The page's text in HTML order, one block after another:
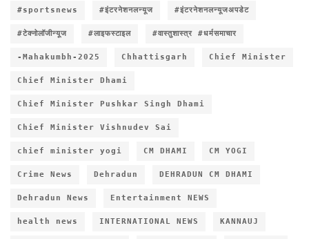
#sportsnews #इंटरनेशनलन्यूज #इंटरनेशनलन्यूजअपडेट
#टेक्नोलॉजीन्यूज #लाइफस्टाइल #वास्तुशास्त्र #धर्मसमाचार
-Mahakumbh-2025 Chhattisgarh Chief Minister
Chief Minister Dhami
Chief Minister Pushkar Singh Dhami
Chief Minister Vishnudev Sai
chief minister yogi CM DHAMI CM YOGI
Crime News Dehradun DEHRADUN CM DHAMI
Dehradun News Entertainment NEWS
health news INTERNATIONAL NEWS KANNAUJ